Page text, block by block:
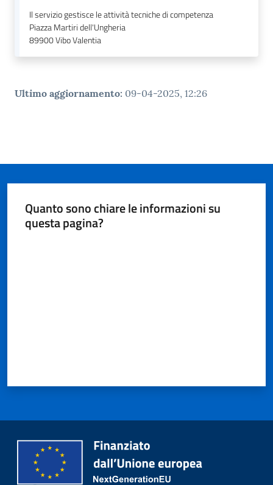
Il servizio gestisce le attività tecniche di competenza
Piazza Martiri dell'Ungheria
89900Vibo Valentia
Ultimo aggiornamento: 09-04-2025, 12:26
Quanto sono chiare le informazioni su
questa pagina?